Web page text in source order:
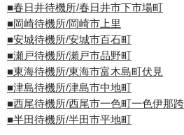
■春日井待機所/春日井市下市場町
■岡崎待機所/岡崎市上里
■安城待機所/安城市百石町
■瀬戸待機所/瀬戸市品野町
■東海待機所/東海市富木島町伏見
■津島待機所/津島市中地町
■西尾待機所/西尾市一色町一色伊那跨
■半田待機所/半田市平地町